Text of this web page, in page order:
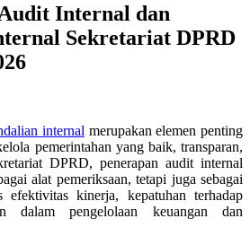
Internal dan
Sekretariat DPRD
internal merupakan elemen penting
pemerintahan yang baik, transparan,
DPRD, penerapan audit internal
alat pemeriksaan, tetapi juga sebagai
efektivitas kinerja, kepatuhan terhadap
dalam pengelolaan keuangan dan